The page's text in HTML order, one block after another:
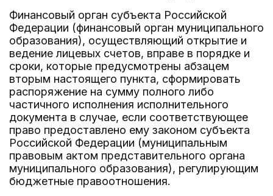
Финансовый орган субъекта Российской
Федерации (финансовый орган муниципального
образования), осуществляющий открытие и
ведение лицевых счетов, вправе в порядке и
сроки, которые предусмотрены абзацем
вторым настоящего пункта, сформировать
распоряжение на сумму полного либо
частичного исполнения исполнительного
документа в случае, если соответствующее
право предоставлено ему законом субъекта
Российской Федерации (муниципальным
правовым актом представительного органа
муниципального образования), регулирующим
бюджетные правоотношения.